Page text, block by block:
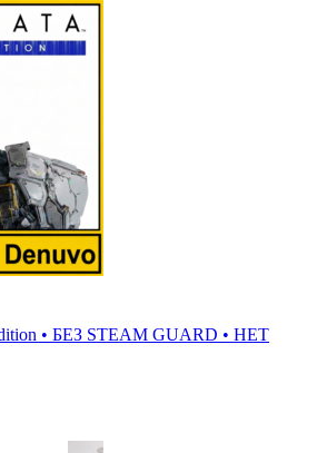
• БЕЗ STEAM GUARD • НЕТ